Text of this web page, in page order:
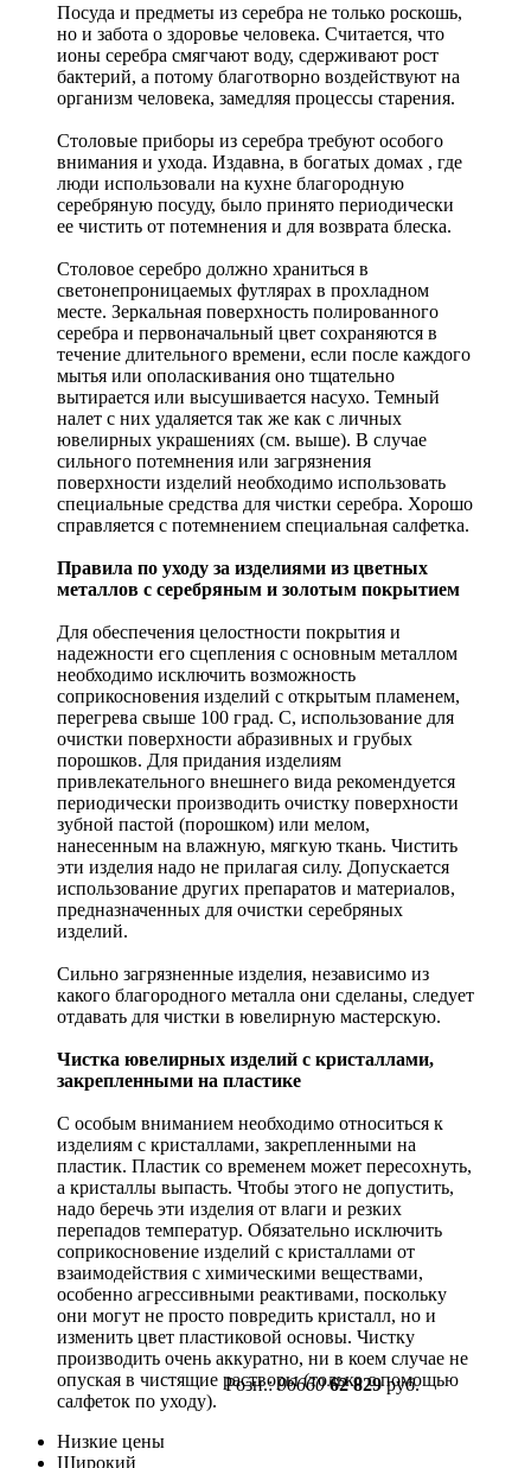
Розн.:96660 62 829руб.
Посуда и предметы из серебра не только роскошь,
но и забота о здоровье человека. Считается, что
ионы серебра смягчают воду, сдерживают рост
бактерий, а потому благотворно воздействуют на
организм человека, замедляя процессы старения.
Столовые приборы из серебра требуют особого
внимания и ухода. Издавна, в богатых домах , где
люди использовали на кухне благородную
серебряную посуду, было принято периодически
ее чистить от потемнения и для возврата блеска.
Столовое серебро должно храниться в
светонепроницаемых футлярах в прохладном
месте. Зеркальная поверхность полированного
серебра и первоначальный цвет сохраняются в
течение длительного времени, если после каждого
мытья или ополаскивания оно тщательно
вытирается или высушивается насухо. Темный
налет с них удаляется так же как с личных
ювелирных украшениях (см. выше). В случае
сильного потемнения или загрязнения
поверхности изделий необходимо использовать
специальные средства для чистки серебра. Хорошо
справляется с потемнением специальная салфетка.
Правила по уходу за изделиями из цветных
металлов с серебряным и золотым покрытием
Для обеспечения целостности покрытия и
надежности его сцепления с основным металлом
необходимо исключить возможность
соприкосновения изделий с открытым пламенем,
перегрева свыше 100 град. С, использование для
очистки поверхности абразивных и грубых
порошков. Для придания изделиям
привлекательного внешнего вида рекомендуется
периодически производить очистку поверхности
зубной пастой (порошком) или мелом,
нанесенным на влажную, мягкую ткань. Чистить
эти изделия надо не прилагая силу. Допускается
использование других препаратов и материалов,
предназначенных для очистки серебряных
изделий.
Сильно загрязненные изделия, независимо из
какого благородного металла они сделаны, следует
отдавать для чистки в ювелирную мастерскую.
Чистка ювелирных изделий с кристаллами,
закрепленными на пластике
С особым вниманием необходимо относиться к
изделиям с кристаллами, закрепленными на
пластик. Пластик со временем может пересохнуть,
а кристаллы выпасть. Чтобы этого не допустить,
надо беречь эти изделия от влаги и резких
перепадов температур. Обязательно исключить
соприкосновение изделий с кристаллами от
взаимодействия с химическими веществами,
особенно агрессивными реактивами, поскольку
они могут не просто повредить кристалл, но и
изменить цвет пластиковой основы. Чистку
производить очень аккуратно, ни в коем случае не
опуская в чистящие растворы (только с помощью
салфеток по уходу).
Низкие цены
Широкий